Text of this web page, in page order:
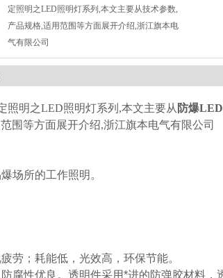
定照明之LED照明灯系列,本文主要从技术参数,
产品规格,适用范围等方面展开介绍,浙江旗本电
气有限公司
照明之LED照明灯系列,本文主要从 防爆
围等方面展开介绍,浙江旗本电气有限公司
场所的工作照明。
劳；耗能低，光效高，环保节能。
腐性优良。透明件采用*进的防弹胶材料，